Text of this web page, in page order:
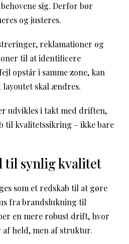
sig. Derfor bør
og justeres.
reklamationer og
til at identificere
opstår i samme zone, kan
skal ændres.
udvikles i takt med driften,
til kvalitetssikring – ikke bare
til synlig kvalitet
som et redskab til at gøre
fra brandslukning til
en mere robust drift, hvor
held, men af struktur.